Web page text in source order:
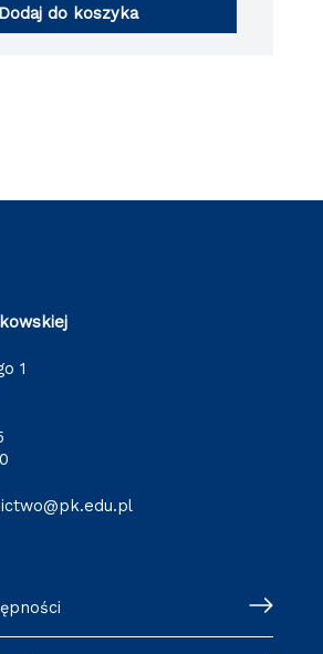
Dodaj do koszyka
1